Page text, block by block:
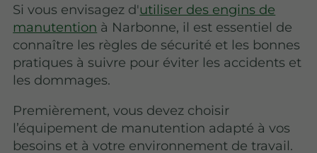
Si vous envisagez d'utiliser des engins de
manutention à Narbonne, il est essentiel de
connaître les règles de sécurité et les bonnes
pratiques à suivre pour éviter les accidents et
les dommages.
Premièrement, vous devez choisir
l’équipement de manutention adapté à vos
besoins et à votre environnement de travail.